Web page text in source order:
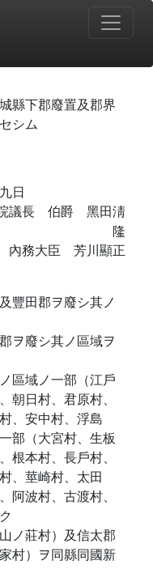
縣下郡廢置及郡界
シム
日
議長 伯爵 黑田淸
隆
內務大臣 芳川顯正
豐田郡ヲ廢シ其ノ
ヲ廢シ其ノ區域ヲ
區域ノ一部（江戶
朝日村、君原村、
、安中村、浮島
部（大宮村、生板
根本村、長戶村、
、莖崎村、太田
阿波村、古渡村、
ノ莊村）及信太郡
村）ヲ同縣同國新